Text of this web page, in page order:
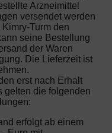
Arzneimittel
versendet werden
Turm den
seine Bestellung
der Waren
Die Lieferzeit ist
erst nach Erhalt
gelten die folgenden
erfolgt ab einem